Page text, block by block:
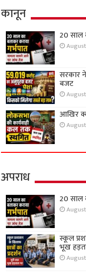
कानून
20 साल
सरकार
बजट
आखिर
अपराध
20 साल
स्कूल
भूख